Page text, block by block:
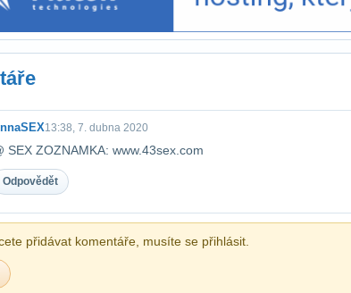
13:38, 7. dubna 2020
SEX ZOZNAMKA: www.43sex.com
Odpovědět
přidávat komentáře, musíte se přihlásit.